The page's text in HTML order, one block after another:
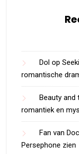
Dol op
romantische
Beauty and
romantiek en
Fan van
Persephone zien